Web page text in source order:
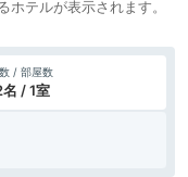
テルが表示されます。
/ 部屋数
/ 1室